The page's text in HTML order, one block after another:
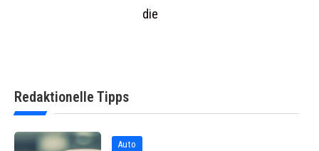
die
Redaktionelle Tipps
Auto